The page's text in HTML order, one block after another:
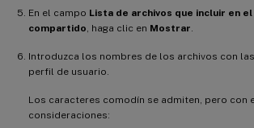
En el campo Lista de archivos que incluir en
compartido , haga clic en Mostrar
Introduzca los nombres de los archivos con
perfil de usuario.
Los caracteres comodín se admiten, pero con
consideraciones: